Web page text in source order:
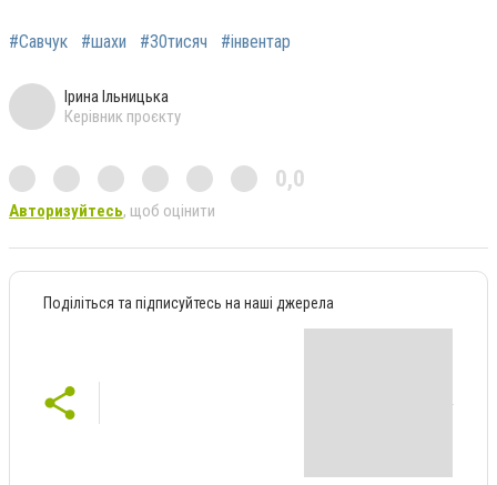
#Савчук #шахи #30тисяч #інвентар
Ірина Ільницька
Керівник проєкту
0,0
Авторизуйтесь, щоб оцінити
Поділіться та підписуйтесь на наші джерела